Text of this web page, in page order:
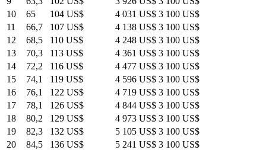
10
65 104 US$ 4 031 US$ 3 100 US$
11
66,7 107 US$ 4 138 US$ 3 100 US$
12
68,5 110 US$ 4 248 US$ 3 100 US$
13
70,3 113 US$ 4 361 US$ 3 100 US$
14
72,2 116 US$ 4 477 US$ 3 100 US$
15
74,1 119 US$ 4 596 US$ 3 100 US$
16
76,1 122 US$ 4 719 US$ 3 100 US$
17
78,1 126 US$ 4 844 US$ 3 100 US$
18
80,2 129 US$ 4 973 US$ 3 100 US$
19
82,3 132 US$ 5 105 US$ 3 100 US$
20
84,5 136 US$ 5 241 US$ 3 100 US$